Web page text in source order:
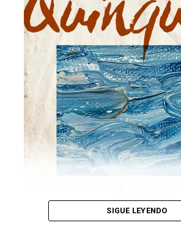
SIGUE LEYENDO